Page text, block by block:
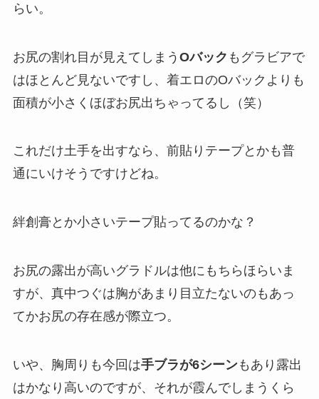
らい。
お尻の割れ目が見えてしまう Oバック もグラビアで
はほとんど見ないですし、着エロのOバックよりも
面積が小さくほぼお尻出ちゃってるし（笑）
これだけ土手を出すなら、前貼りテープとかも普
通にいけそうですけどね。
絆創膏とか小さいテープ貼ってるのかな？
お尻の露出が高いグラドルは他にもちらほらいま
すが、真中つぐは胸があまり目立たないのもあっ
てかお尻の存在感が際立つ。
いや、胸周りも今回は手ブラが6シーンもあり露出
はかなり高いのですが、それが霞んでしまうくら